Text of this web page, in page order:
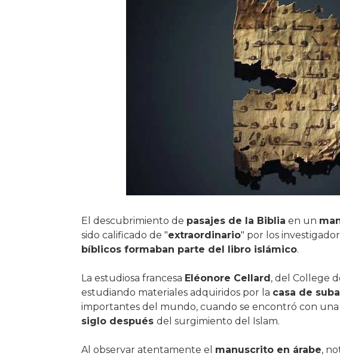
El descubrimiento de pasajes de la Biblia en un
sido calificado de "extraordinario" por los
bíblicos formaban parte del libro islámico.
La estudiosa francesa Eléonore Cellard, del College
estudiando materiales adquiridos por la casa de
importantes del mundo, cuando se encontró con una
siglo después del surgimiento del Islam.
Al observar atentamente el manuscrito en árabe,